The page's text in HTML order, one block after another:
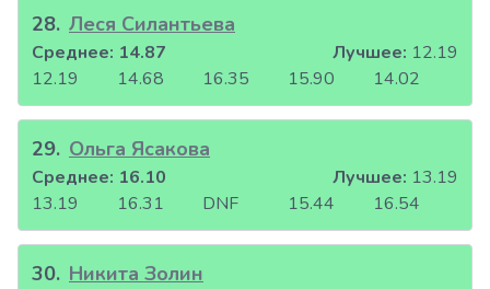
28. Леся Силантьева
12.19 14.68 16.35 15.90 14.02
Среднее: 14.87 Лучшее: 12.19
29. Ольга Ясакова
13.19 16.31 DNF 15.44 16.54
Среднее: 16.10 Лучшее: 13.19
30. Никита Золин